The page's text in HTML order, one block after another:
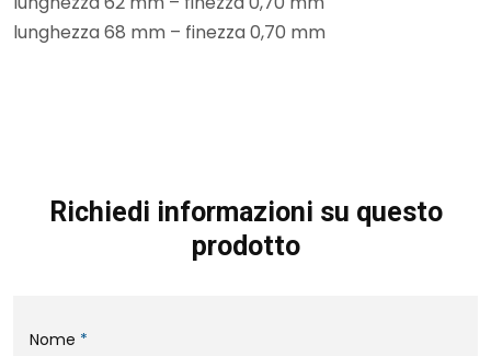
lunghezza 68 mm – finezza 0,70 mm
Richiedi informazioni su questo
prodotto
Nome *